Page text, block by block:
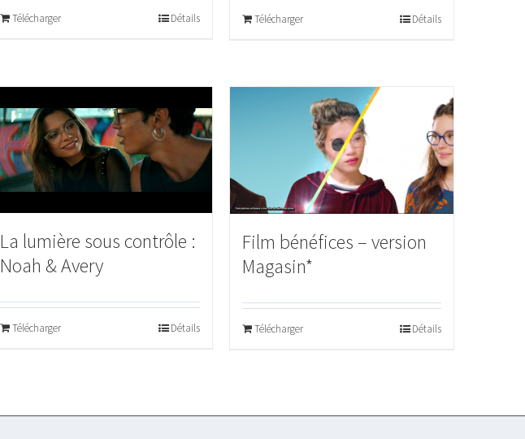
Télécharger Détails Télécharger Détails
La lumière sous contrôle :
Noah & Avery
Télécharger Détails
Film bénéfices – version
Magasin*
Télécharger Détails